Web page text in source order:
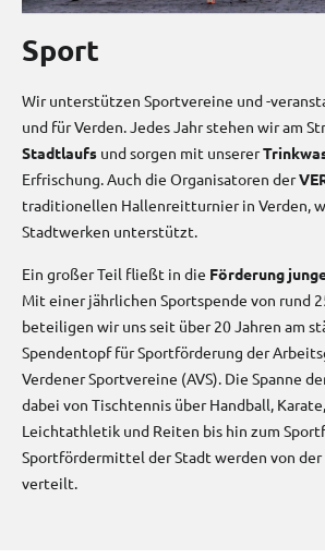
Sport
Wir unterstützen Sportvereine und -
und für Verden. Jedes Jahr stehen wir am
Stadtlaufs und sorgen mit unserer
Erfrischung. Auch die Organisatoren der
traditionellen Hallenreitturnier in Verden,
Stadtwerken unterstützt.
Ein großer Teil fließt in die Förderung
Mit einer jährlichen Sportspende von rund
beteiligen wir uns seit über 20 Jahren am
Spendentopf für Sportförderung der
Verdener Sportvereine (AVS). Die Spanne
dabei von Tischtennis über Handball,
Leichtathletik und Reiten bis hin zum
Sportfördermittel der Stadt werden von der
verteilt.